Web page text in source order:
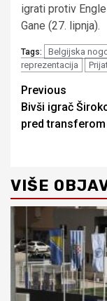
igrati protiv
Gane (27. lipnja).
Tags: Belgijska
reprezentacija
Continue
Reading
Previous
Bivši igrač
pred transferom
VIŠE